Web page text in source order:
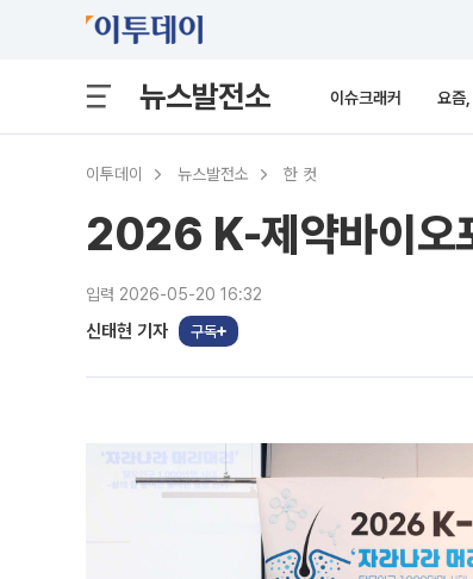
뉴스발전소 이슈크래커 요즘,
이투데이 뉴스발전소 한 컷
2026 K-제약바이오
입력 2026-05-20 16:32
신태현 기자 구독